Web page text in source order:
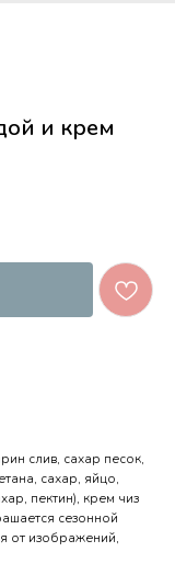
и крем
слив, сахар песок,
сахар, яйцо,
пектин), крем чиз
сезонной
от изображений,